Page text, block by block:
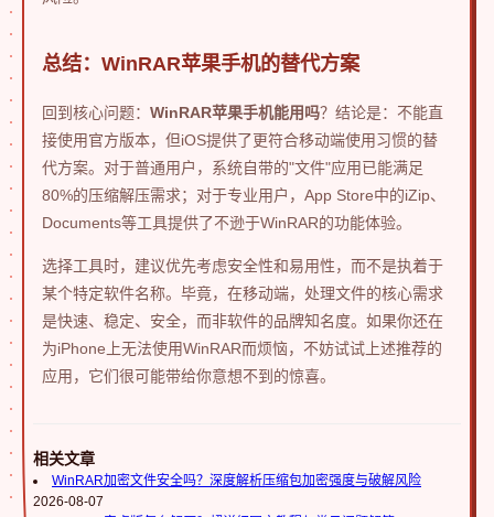
总结：WinRAR苹果手机的替代方案
回到核心问题： WinRAR苹果手机能用吗？结论是：不能直
接使用官方版本，但iOS提供了更符合移动端使用习惯的替
代方案。对于普通用户，系统自带的"文件"应用已能满足
80%的压缩解压需求；对于专业用户，App Store中的iZip、
Documents等工具提供了不逊于WinRAR的功能体验。
选择工具时，建议优先考虑安全性和易用性，而不是执着于
某个特定软件名称。毕竟，在移动端，处理文件的核心需求
是快速、稳定、安全，而非软件的品牌知名度。如果你还在
为iPhone上无法使用WinRAR而烦恼，不妨试试上述推荐的
应用，它们很可能带给你意想不到的惊喜。
相关文章
WinRAR加密文件安全吗？深度解析压缩包加密强度与破解风险
2026-08-07